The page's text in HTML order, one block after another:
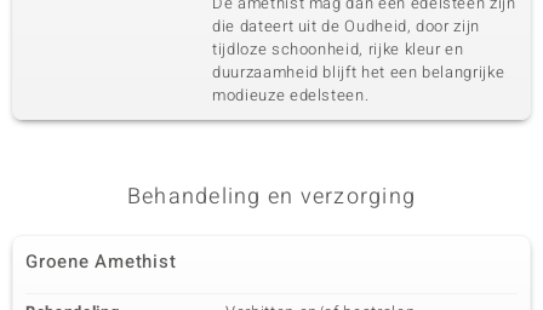
die dateert uit de Oudheid, door zijn
tijdloze schoonheid, rijke kleur en
duurzaamheid blijft het een belangrijke
modieuze edelsteen.
Behandeling en verzorging
Groene Amethist